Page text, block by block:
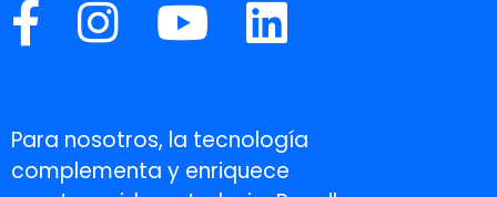
Para nosotros, la tecnología
complementa y enriquece